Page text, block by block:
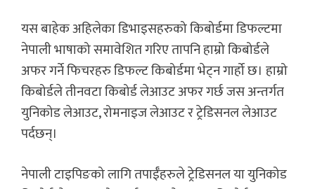
यस बाहेक अहिलेका डिभाइसहरुको किबोर्डमा डिफल्टमा
नेपाली भाषाको समावेशित गरिए तापनि हाम्रो किबोर्डले
अफर गर्ने फिचरहरु डिफल्ट किबोर्डमा भेट्न गार्हो छ। हाम्रो
किबोर्डले तीनवटा किबोर्ड लेआउट अफर गर्छ जस अन्तर्गत
युनिकोड लेआउट, रोमनाइज लेआउट र ट्रेडिसनल लेआउट
पर्दछन्।
नेपाली टाइपिङको लागि तपाईँहरुले ट्रेडिसनल या युनिकोड